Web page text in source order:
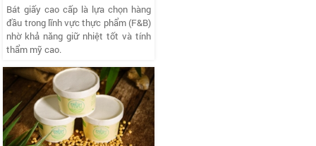
Bát giấy cao cấp là lựa chọn hàng
đầu trong lĩnh vực thực phẩm (F&B)
nhờ khả năng giữ nhiệt tốt và tính
thẩm mỹ cao.